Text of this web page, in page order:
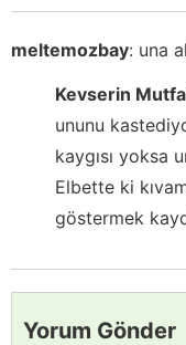
meltemozbay: una
Kevserin
ununu
kaygısı yoksa
Elbette ki
göstermek
Yorum Gönder